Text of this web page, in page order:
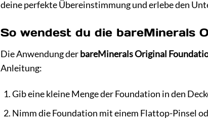
deine perfekte Übereinstimmung und erlebe den
So wendest du die bareMinerals
Die Anwendung derbareMinerals Original
Anleitung:
Gib eine kleine Menge der Foundation in den
Nimm die Foundation mit einem Flattop-Pinsel